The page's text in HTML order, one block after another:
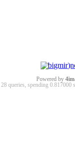
Powered by
28 queries, spending